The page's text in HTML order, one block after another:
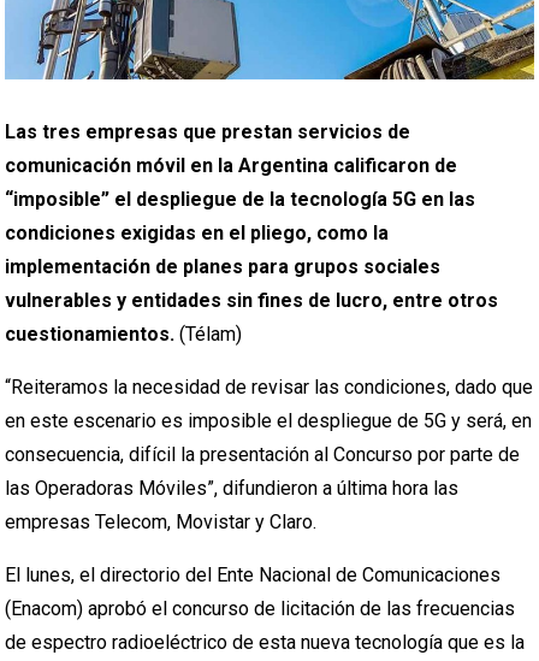
Las tres empresas que prestan servicios de
comunicación móvil en la Argentina calificaron de
“imposible” el despliegue de la tecnología 5G en las
condiciones exigidas en el pliego, como la
implementación de planes para grupos sociales
vulnerables y entidades sin fines de lucro, entre otros
cuestionamientos. (Télam)
“Reiteramos la necesidad de revisar las condiciones, dado que
en este escenario es imposible el despliegue de 5G y será, en
consecuencia, difícil la presentación al Concurso por parte de
las Operadoras Móviles”, difundieron a última hora las
empresas Telecom, Movistar y Claro.
El lunes, el directorio del Ente Nacional de Comunicaciones
(Enacom) aprobó el concurso de licitación de las frecuencias
de espectro radioeléctrico de esta nueva tecnología que es la